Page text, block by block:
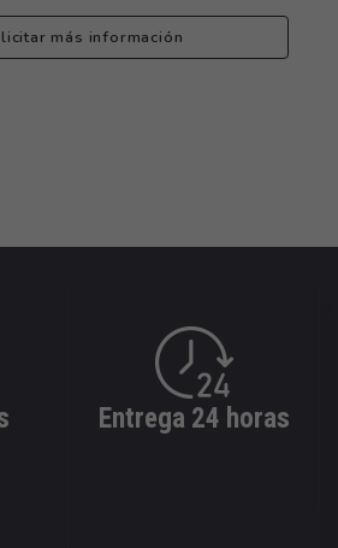
más información
Entrega 24 horas